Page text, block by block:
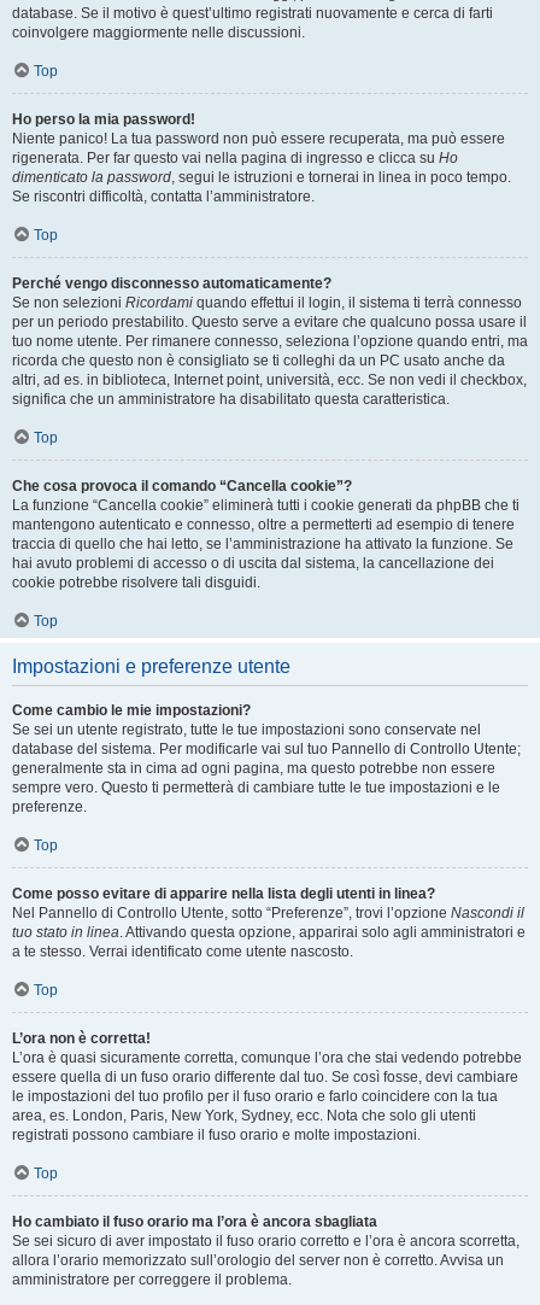
database. Se il motivo è quest’ultimo registrati nuovamente e cerca di farti
coinvolgere maggiormente nelle discussioni.
Top
Ho perso la mia password!
Niente panico! La tua password non può essere recuperata, ma può essere
rigenerata. Per far questo vai nella pagina di ingresso e clicca su Ho
dimenticato la password, segui le istruzioni e tornerai in linea in poco tempo.
Se riscontri difficoltà, contatta l’amministratore.
Top
Perché vengo disconnesso automaticamente?
Se non selezioni Ricordami quando effettui il login, il sistema ti terrà connesso
per un periodo prestabilito. Questo serve a evitare che qualcuno possa usare il
tuo nome utente. Per rimanere connesso, seleziona l’opzione quando entri, ma
ricorda che questo non è consigliato se ti colleghi da un PC usato anche da
altri, ad es. in biblioteca, Internet point, università, ecc. Se non vedi il checkbox,
significa che un amministratore ha disabilitato questa caratteristica.
Top
Che cosa provoca il comando “Cancella cookie”?
La funzione “Cancella cookie” eliminerà tutti i cookie generati da phpBB che ti
mantengono autenticato e connesso, oltre a permetterti ad esempio di tenere
traccia di quello che hai letto, se l’amministrazione ha attivato la funzione. Se
hai avuto problemi di accesso o di uscita dal sistema, la cancellazione dei
cookie potrebbe risolvere tali disguidi.
Top
Impostazioni e preferenze utente
Come cambio le mie impostazioni?
Se sei un utente registrato, tutte le tue impostazioni sono conservate nel
database del sistema. Per modificarle vai sul tuo Pannello di Controllo Utente;
generalmente sta in cima ad ogni pagina, ma questo potrebbe non essere
sempre vero. Questo ti permetterà di cambiare tutte le tue impostazioni e le
preferenze.
Top
Come posso evitare di apparire nella lista degli utenti in linea?
Nel Pannello di Controllo Utente, sotto “Preferenze”, trovi l’opzione Nascondi il
tuo stato in linea. Attivando questa opzione, apparirai solo agli amministratori e
a te stesso. Verrai identificato come utente nascosto.
Top
L’ora non è corretta!
L’ora è quasi sicuramente corretta, comunque l’ora che stai vedendo potrebbe
essere quella di un fuso orario differente dal tuo. Se così fosse, devi cambiare
le impostazioni del tuo profilo per il fuso orario e farlo coincidere con la tua
area, es. London, Paris, New York, Sydney, ecc. Nota che solo gli utenti
registrati possono cambiare il fuso orario e molte impostazioni.
Top
Ho cambiato il fuso orario ma l’ora è ancora sbagliata
Se sei sicuro di aver impostato il fuso orario corretto e l’ora è ancora scorretta,
allora l’orario memorizzato sull’orologio del server non è corretto. Avvisa un
amministratore per correggere il problema.